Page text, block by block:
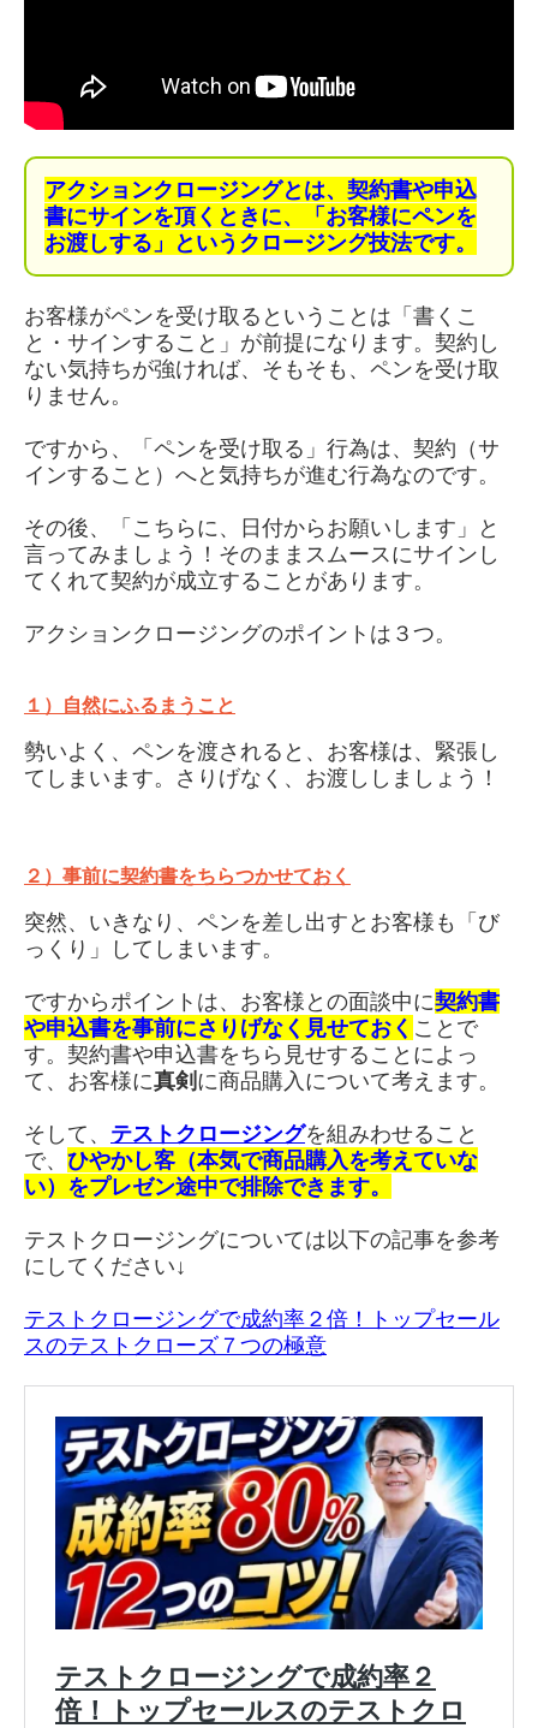
アクションクロージングとは、契約書や申込
書にサインを頂くときに、「お客様にペンを
お渡しする」というクロージング技法です。
お客様がペンを受け取るということは「書くこ
と・サインすること」が前提になります。契約し
ない気持ちが強ければ、そもそも、ペンを受け取
りません。
ですから、「ペンを受け取る」行為は、契約（サ
インすること）へと気持ちが進む行為なのです。
その後、「こちらに、日付からお願いします」と
言ってみましょう！そのままスムースにサインし
てくれて契約が成立することがあります。
アクションクロージングのポイントは３つ。
１）自然にふるまうこと
勢いよく、ペンを渡されると、お客様は、緊張し
てしまいます。さりげなく、お渡ししましょう！
２）事前に契約書をちらつかせておく
突然、いきなり、ペンを差し出すとお客様も「び
っくり」してしまいます。
ですからポイントは、お客様との面談中に契約書
や申込書を事前にさりげなく見せておく ことで
す。契約書や申込書をちら見せすることによっ
て、お客様に真剣に商品購入について考えます。
そして、 テストクロージングを組みわせること
で、 ひやかし客（本気で商品購入を考えていな
い）をプレゼン途中で排除できます。
テストクロージングについては以下の記事を参考
にしてください↓
テストクロージングで成約率２倍！トップセール
スのテストクローズ７つの極意